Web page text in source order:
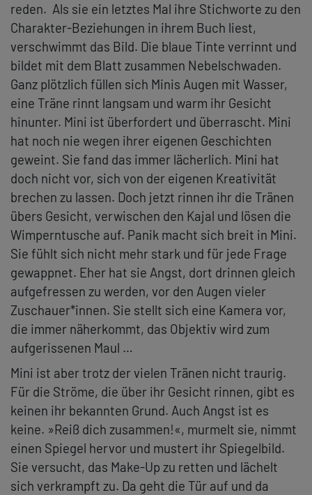
reden. Als sie ein letztes Mal ihre Stichworte zu den
Charakter-Beziehungen in ihrem Buch liest,
verschwimmt das Bild. Die blaue Tinte verrinnt und
bildet mit dem Blatt zusammen Nebelschwaden.
Ganz plötzlich füllen sich Minis Augen mit Wasser,
eine Träne rinnt langsam und warm ihr Gesicht
hinunter. Mini ist überfordert und überrascht. Mini
hat noch nie wegen ihrer eigenen Geschichten
geweint. Sie fand das immer lächerlich. Mini hat
doch nicht vor, sich von der eigenen Kreativität
brechen zu lassen. Doch jetzt rinnen ihr die Tränen
übers Gesicht, verwischen den Kajal und lösen die
Wimperntusche auf. Panik macht sich breit in Mini.
Sie fühlt sich nicht mehr stark und für jede Frage
gewappnet. Eher hat sie Angst, dort drinnen gleich
aufgefressen zu werden, vor den Augen vieler
Zuschauer*innen. Sie stellt sich eine Kamera vor,
die immer näherkommt, das Objektiv wird zum
aufgerissenen Maul …
Mini ist aber trotz der vielen Tränen nicht traurig.
Für die Ströme, die über ihr Gesicht rinnen, gibt es
keinen ihr bekannten Grund. Auch Angst ist es
keine. »Reiß dich zusammen!«, murmelt sie, nimmt
einen Spiegel hervor und mustert ihr Spiegelbild.
Sie versucht, das Make-Up zu retten und lächelt
sich verkrampft zu. Da geht die Tür auf und da